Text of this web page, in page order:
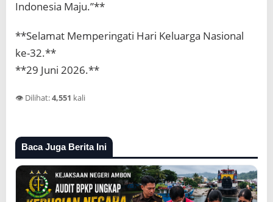
Indonesia Maju.”**
**Selamat Memperingati Hari Keluarga Nasional
ke-32.**
**29 Juni 2026.**
👁️ Dilihat:4,551 kali
Baca Juga Berita Ini